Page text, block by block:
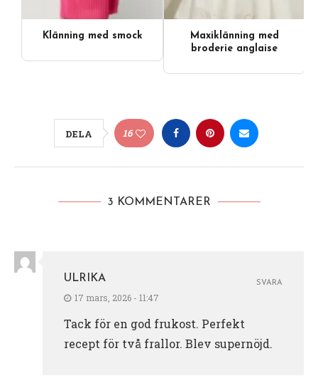
Klänning med smock
Maxiklänning med
broderie anglaise
DELA 16
3 KOMMENTARER
ULRIKA
17 mars, 2026 - 11:47
Tack för en god frukost. Perfekt
recept för två frallor. Blev supernöjd.
SVARA